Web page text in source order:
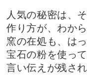
人気の秘密は、
作り方が、わか
窯の在処も、は
宝石の粉を使っ
言い伝えが残さ